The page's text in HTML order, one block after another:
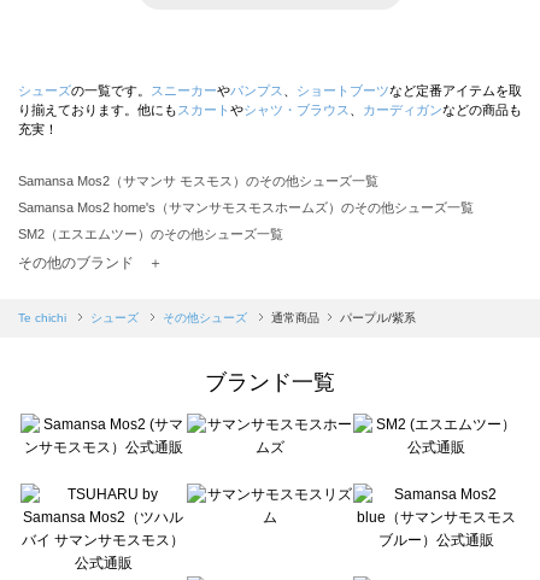
シューズの一覧です。 スニーカーやパンプス ショートブーツなど定番アイテムを取
り揃えております。他にも スカート やシャツ・ブラウス カーディガンなどの商品も
充実！
Samansa Mos2（サマンサ モスモス）のその他シューズ一覧
Samansa Mos2 home's（サマンサモスモスホームズ）のその他シューズ一覧
SM2（エスエムツー）のその他シューズ一覧
Samansa Mos2 blue（サマンサモスモス ブルー）のその他シューズ一覧
sō4ū（ソウフォーユー）のその他シューズ一覧
Te chichi（テチチ）のその他シューズ一覧
Te chichi CLASSIC（テチチ クラシック）のその他シューズ一覧
Lugnoncure（ルノンキュール）のその他シューズ一覧
BETTY'S BLUE（べティーズブルー）のその他シューズ一覧
Wpc.（ワールドパーティー）のその他シューズ一覧
その他のブランド ＋
Te chichi シューズ その他シューズ 通常商品 パープル/紫系
ブランド一覧